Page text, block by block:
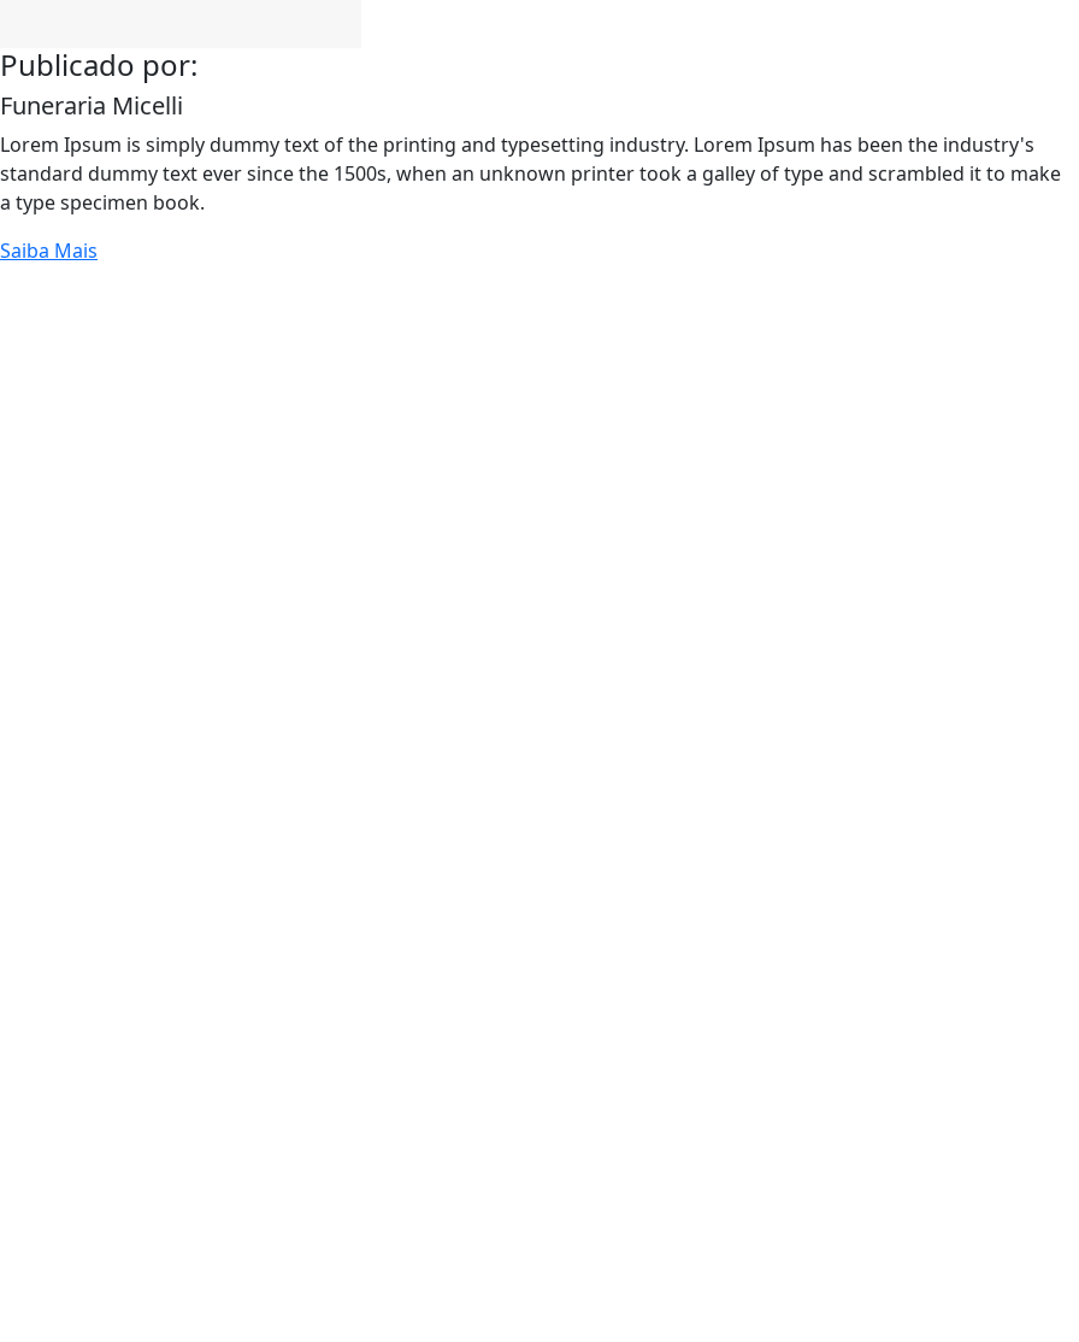
Publicado por:
Funeraria Micelli
Lorem Ipsum is simply dummy text of the printing and typesetting industry. Lorem Ipsum has been the industry's
standard dummy text ever since the 1500s, when an unknown printer took a galley of type and scrambled it to make
a type specimen book.
Saiba Mais